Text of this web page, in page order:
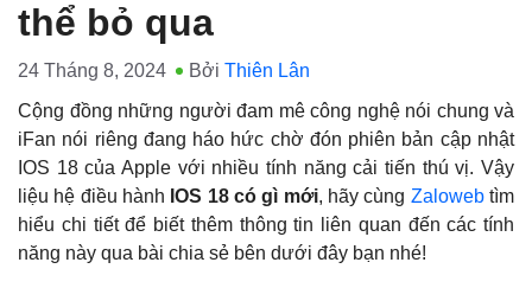
thể bỏ qua
24 Tháng 8, 2024 Bởi Thiên Lân
Cộng đồng những người đam mê công nghệ nói chung và
iFan nói riêng đang háo hức chờ đón phiên bản cập nhật
IOS 18 của Apple với nhiều tính năng cải tiến thú vị. Vậy
liệu hệ điều hành IOS 18 có gì mới, hãy cùng Zalowebtìm
hiểu chi tiết để biết thêm thông tin liên quan đến các tính
năng này qua bài chia sẻ bên dưới đây bạn nhé!